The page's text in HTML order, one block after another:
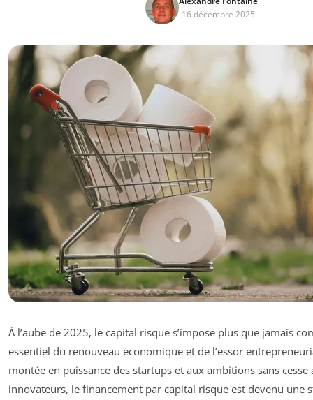
16 décembre 2025
À l’aube de 2025, le capital risque s’impose plus que jamais
essentiel du renouveau économique et de l’essor
montée en puissance des startups et aux ambitions sans cesse
innovateurs, le financement par capital risque est devenu une